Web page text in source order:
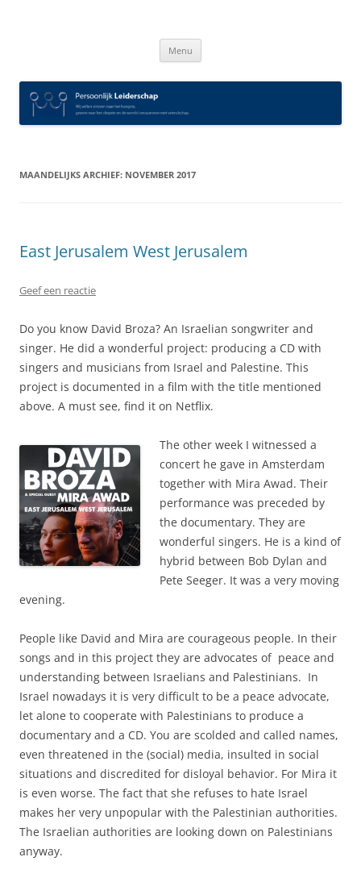
Menu
MAANDELIJKS ARCHIEF: NOVEMBER 2017
East Jerusalem West Jerusalem
Geef een reactie
Do you know David Broza? An Israelian songwriter and
singer. He did a wonderful project: producing a CD with
singers and musicians from Israel and Palestine. This
project is documented in a film with the title mentioned
above. A must see, find it on Netflix.
The other week I witnessed a
concert he gave in Amsterdam
together with Mira Awad. Their
performance was preceded by
the documentary. They are
wonderful singers. He is a kind of
hybrid between Bob Dylan and
Pete Seeger. It was a very moving
evening.
People like David and Mira are courageous people. In their
songs and in this project they are advocates of peace and
understanding between Israelians and Palestinians. In
Israel nowadays it is very difficult to be a peace advocate,
let alone to cooperate with Palestinians to produce a
documentary and a CD. You are scolded and called names,
even threatened in the (social) media, insulted in social
situations and discredited for disloyal behavior. For Mira it
is even worse. The fact that she refuses to hate Israel
makes her very unpopular with the Palestinian authorities.
The Israelian authorities are looking down on Palestinians
anyway.